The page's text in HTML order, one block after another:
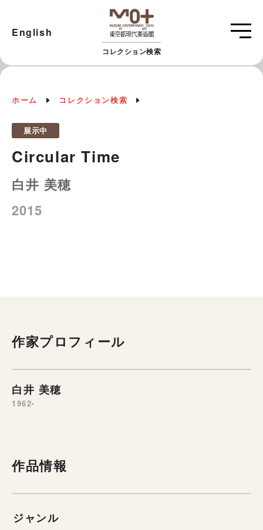
コレクション検索
English
ホーム コレクション検索
展示中
Circular Time
白井 美穂
2015
作家プロフィール
白井 美穂
1962-
作品情報
ジャンル